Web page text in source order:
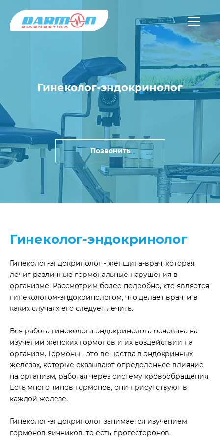
Гинеколог-эндокринолог
Позвонить
Гинеколог-эндокринолог
Гинеколог-эндокринолог - женщина-врач, которая
лечит различные гормональные нарушения в
организме. Рассмотрим более подробно, кто является
гинекологом-эндокринологом, что делает врач, и в
каких случаях его следует лечить.
Вся работа гинеколога-эндокринолога основана на
изучении женских гормонов и их воздействии на
организм. Гормоны - это вещества в эндокринных
железах, которые оказывают определенное влияние
на организм, работая через систему кровообращения.
Есть много типов гормонов, они присутствуют в
каждой железе.
Гинеколог-эндокринолог занимается изучением
гормонов яичников, то есть прогестеронов,